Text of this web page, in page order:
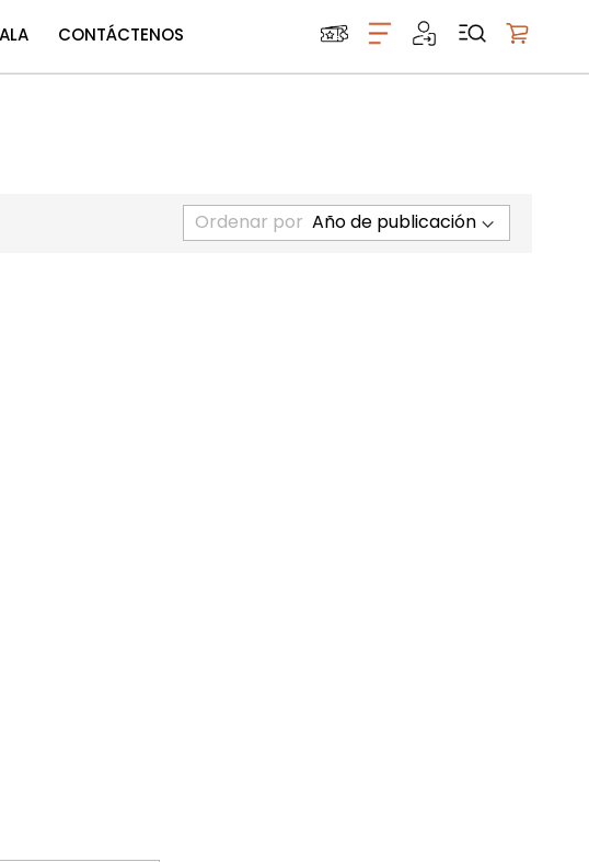
CONTÁCTENOS
Ordenar por